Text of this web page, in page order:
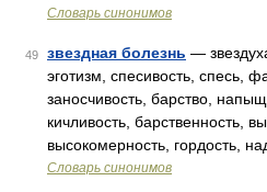
Словарь синонимов
49 звездная болезнь —
эготизм, спесивость, спесь,
заносчивость, барство,
кичливость, барственность,
высокомерность, гордость,
Словарь синонимов